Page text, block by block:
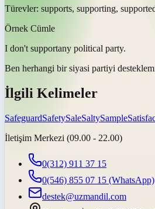
Türevler: supports, supporting,
Örnek Cümle
I don't supportany political party.
Ben herhangi bir siyasi partiyi
İlgili Kelimeler
SafeguardSafetySaleSaltySample
İletişim Merkezi (09.00 - 22.00)
0(312) 911 37 15
0(546) 855 07 15 (WhatsApp)
destek@uzmandil.com